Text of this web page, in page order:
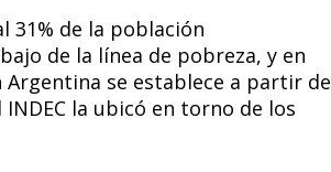
31% de la población
de la línea de pobreza, y en
Argentina se establece a partir de
la ubicó en torno de los